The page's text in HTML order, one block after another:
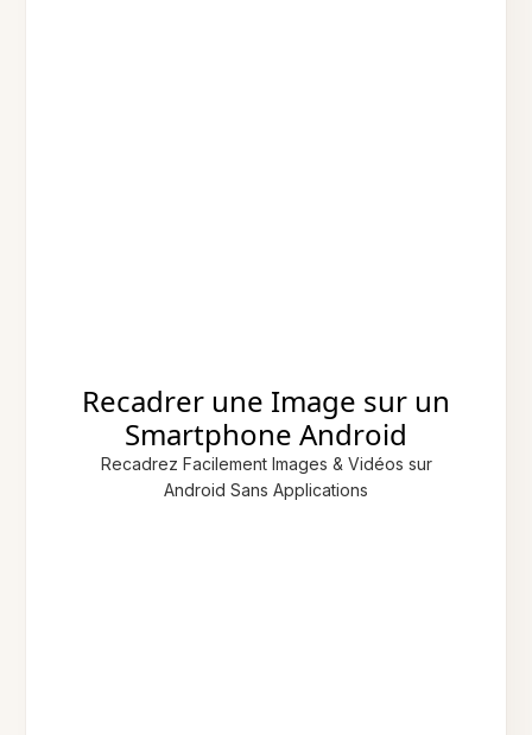
Recadrer une Image sur un
Smartphone Android
Recadrez Facilement Images & Vidéos sur
Android Sans Applications